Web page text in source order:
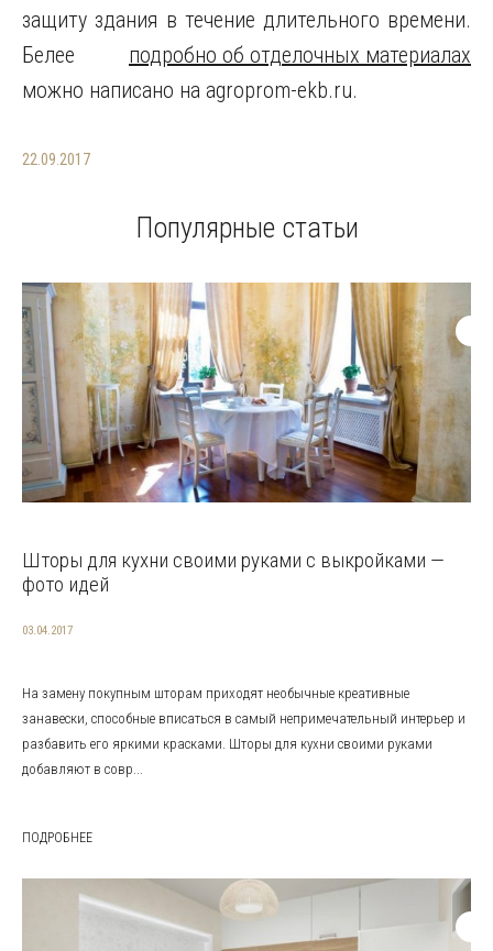
защиту здания в течение длительного времени.
Белее подробно об отделочных материалах
можно написано на agroprom-ekb.ru.
22.09.2017
Популярные статьи
Шторы для кухни своими руками с выкройками —
фото идей
03.04.2017
На замену покупным шторам приходят необычные креативные
занавески, способные вписаться в самый непримечательный интерьер и
разбавить его яркими красками. Шторы для кухни своими руками
добавляют в совр...
ПОДРОБНЕЕ